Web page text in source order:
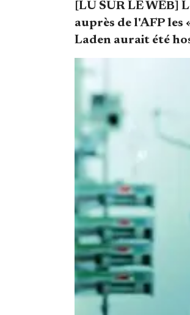
[LU SUR LE
auprès de l'AFP
Laden aurait été